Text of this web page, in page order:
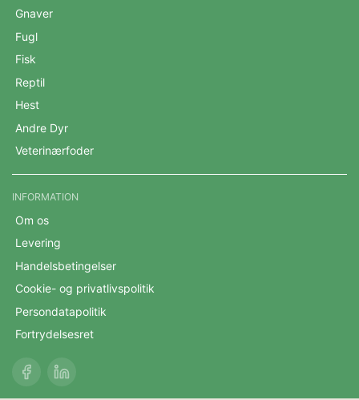
Gnaver
Fugl
Fisk
Reptil
Hest
Andre Dyr
Veterinærfoder
INFORMATION
Om os
Levering
Handelsbetingelser
Cookie- og privatlivspolitik
Persondatapolitik
Fortrydelsesret